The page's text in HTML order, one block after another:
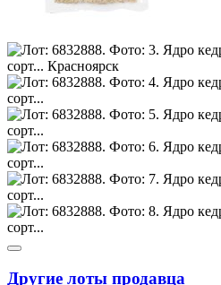
Другие лоты продавца